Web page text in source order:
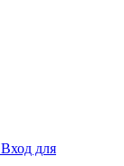
Вход для